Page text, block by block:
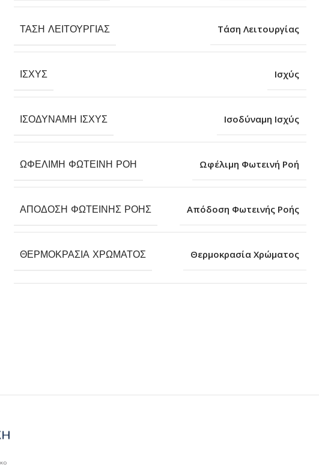
ΤΆΣΗ ΛΕΙΤΟΥΡΓΊΑΣ Τάση Λειτουργίας
ΙΣΧΎΣ Ισχύς
ΙΣΟΔΎΝΑΜΗ ΙΣΧΎΣ Ισοδύναμη Ισχύς
ΩΦΈΛΙΜΗ ΦΩΤΕΙΝΉ ΡΟΉ Ωφέλιμη Φωτεινή Ροή
ΑΠΌΔΟΣΗ ΦΩΤΕΙΝΉΣ ΡΟΉΣ Απόδοση Φωτεινής Ροής
ΘΕΡΜΟΚΡΑΣΊΑ ΧΡΏΜΑΤΟΣ Θερμοκρασία Χρώματος